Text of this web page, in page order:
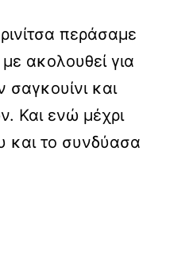
περάσαμε
ακολουθεί για
και
Και ενώ μέχρι
και το συνδύασα